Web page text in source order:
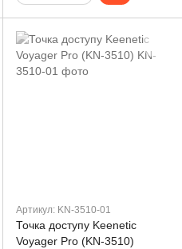
Артикул: KN-3510-01
Точка доступу Keenetic
Voyager Pro (KN-3510)